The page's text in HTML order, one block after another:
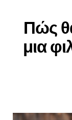
Πώς
μια